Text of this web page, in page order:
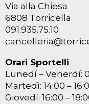
Via alla Chiesa
6808 Torricella
091.935.75.10
Orari Sportelli
Lunedí – Venerdí:
Martedì: 14:00 –
Giovedí: 16:00 –